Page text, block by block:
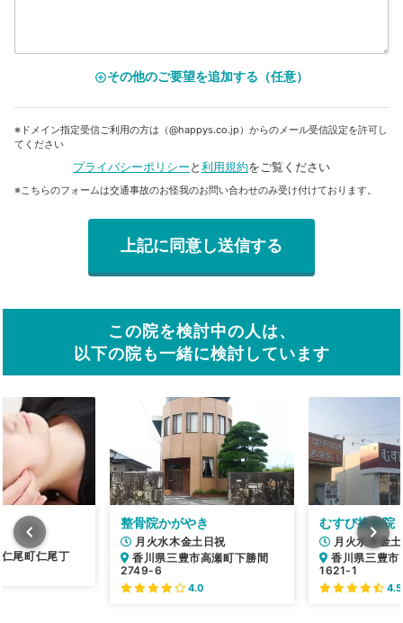
add_circle_outlineその他のご要望を追加する（任意）
※ドメイン指定受信ご利用の方は（@happys.co.jp）からのメール受信設定を許可し
てください
プライバシーポリシーと利用規約をご覧ください
※こちらのフォームは交通事故のお怪我のお問い合わせのみ受け付けております。
この院を検討中の人は、
以下の院も一緒に検討しています
整骨院かがやき
月火水木金土日祝
香川県三豊市高瀬町下勝間
2749-6
4.0
むすび接骨
月火水木金
香川県三豊市
1621-1
4.5
尾町仁尾丁